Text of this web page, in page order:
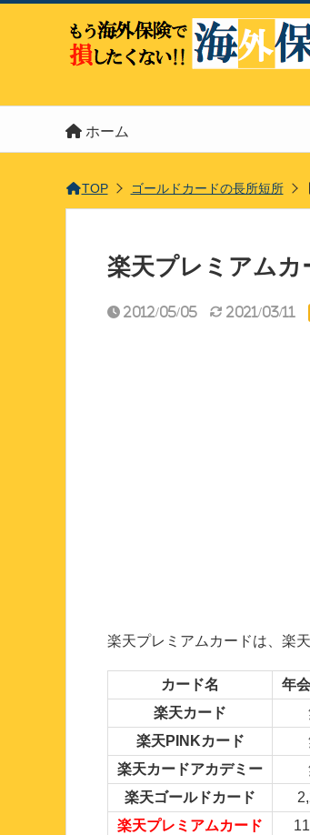
ホーム
TOP ゴールドカードの長所短所
楽天プレミアム
2012/05/05 2021/03/11
楽天プレミアムカードは、楽
カード名 年
楽天カード
楽天PINKカード
楽天カードアカデミー
楽天ゴールドカード
楽天プレミアムカード